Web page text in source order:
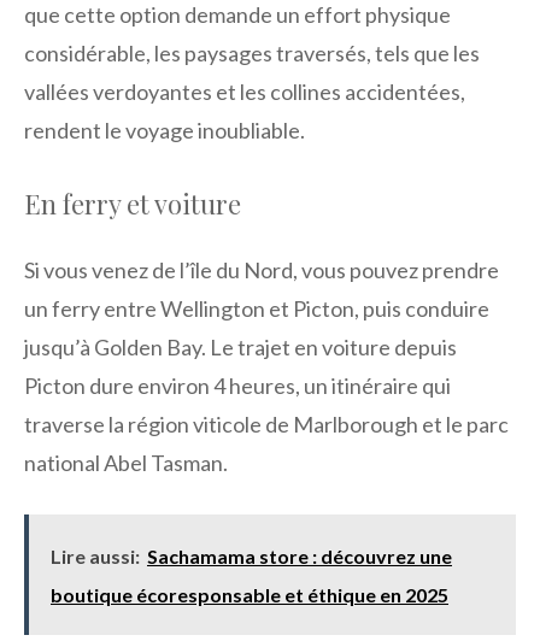
que cette option demande un effort physique
considérable, les paysages traversés, tels que les
vallées verdoyantes et les collines accidentées,
rendent le voyage inoubliable.
En ferry et voiture
Si vous venez de l’île du Nord, vous pouvez prendre
un ferry entre Wellington et Picton, puis conduire
jusqu’à Golden Bay. Le trajet en voiture depuis
Picton dure environ 4 heures, un itinéraire qui
traverse la région viticole de Marlborough et le parc
national Abel Tasman.
Lire aussi: Sachamama store : découvrez une
boutique écoresponsable et éthique en 2025